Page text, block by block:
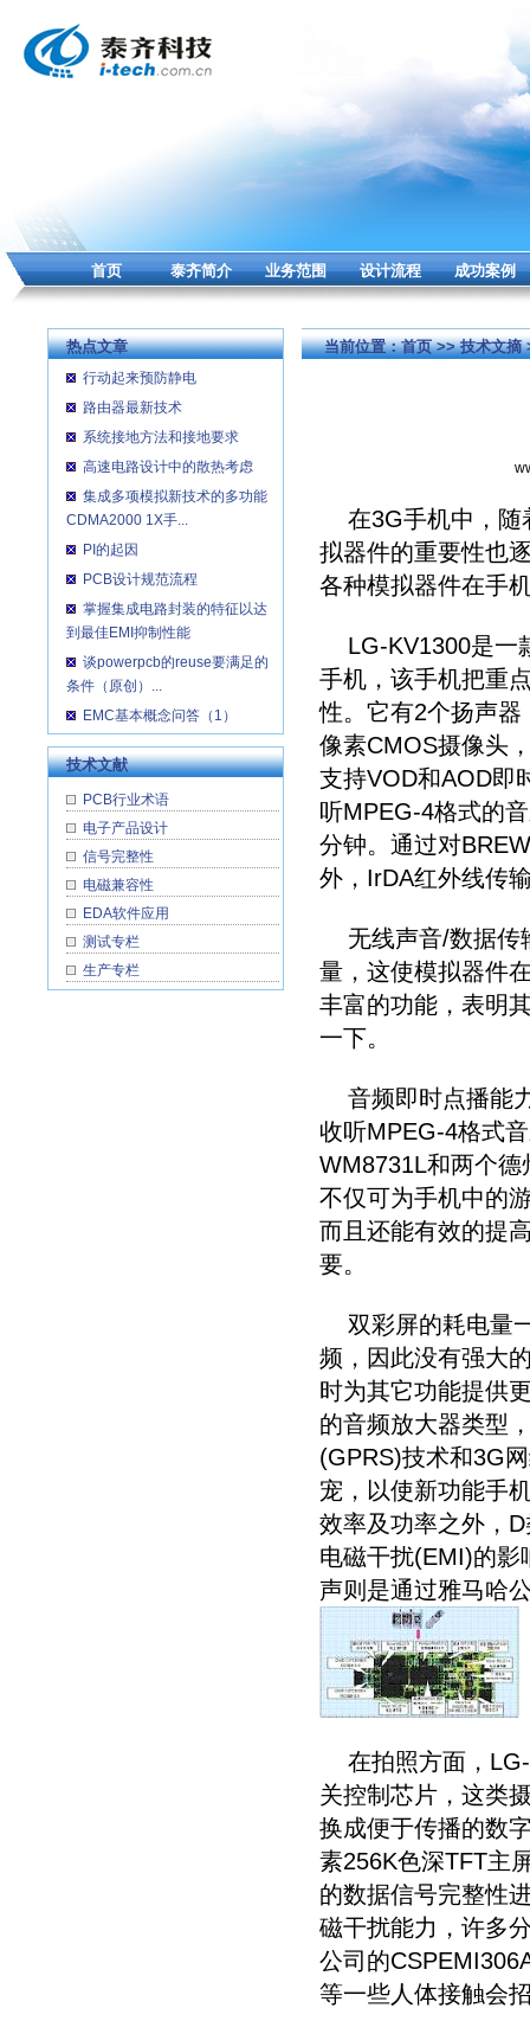
首页 泰齐简介 业务范围 设计流程 成功案例
热点文章
行动起来预防静电
路由器最新技术
系统接地方法和接地要求
高速电路设计中的散热考虑
集成多项模拟新技术的多功能
CDMA2000 1X手...
PI的起因
PCB设计规范流程
掌握集成电路封装的特征以达
到最佳EMI抑制性能
谈powerpcb的reuse要满足的
条件（原创）...
EMC基本概念问答（1）
技术文献
PCB行业术语
电子产品设计
信号完整性
电磁兼容性
EDA软件应用
测试专栏
生产专栏
当前位置：首页>>技术文摘
在3G手机中，随
拟器件的重要性也
各种模拟器件在手
LG-KV1300是一
手机，该手机把重
性。它有2个扬声
像素CMOS摄像头
支持VOD和AOD即
听MPEG-4格式的
分钟。通过对
外，IrDA红外线传
无线声音/数据传
量，这使模拟器件
丰富的功能，表明
一下。
音频即时点播能
收听MPEG-4格式
WM8731L和两个德
不仅可为手机中的
而且还能有效的提
要。
双彩屏的耗电量
频，因此没有强大
时为其它功能提供
的音频放大器类型
(GPRS)技术和3G
宠，以使新功能手
效率及功率之外，
电磁干扰(EMI)的影
声则是通过雅马哈
在拍照方面，LG-
关控制芯片，这类
换成便于传播的数
素256K色深TFT主
的数据信号完整性
磁干扰能力，许多
公司的
等一些人体接触会